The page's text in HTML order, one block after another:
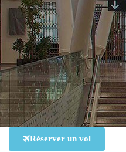
Réserver un vol